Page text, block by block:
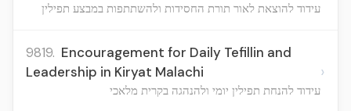
עידוד להוצאת לאור תורת החסידות ולהשתתפות במבצע תפילין
9819. Encouragement for Daily Tefillin and
Leadership in Kiryat Malachi
עידוד להנחת תפילין יומי ולהנהגה בקרית מלאכי
›